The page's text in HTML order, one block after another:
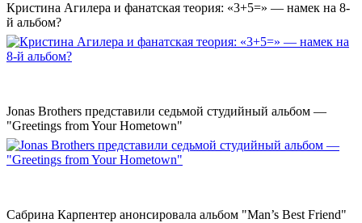
Кристина Агилера и фанатская теория: «3+5=» — намек на 8-
й альбом?
Jonas Brothers представили седьмой студийный альбом —
"Greetings from Your Hometown"
Сабрина Карпентер анонсировала альбом "Man’s Best Friend"